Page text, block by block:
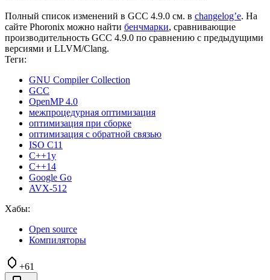
Полный список изменений в GCC 4.9.0 см. в changelog’е. На
сайте Phoronix можно найти бенчмарки, сравнивающие
производительность GCC 4.9.0 по сравнению с предыдущими
версиями и LLVM/Clang.
Теги:
GNU Compiler Collection
GCC
OpenMP 4.0
межпроцедурная оптимизация
оптимизация при сборке
оптимизация с обратной связью
ISO C11
C++1y
C++14
Google Go
AVX-512
Хабы:
Open source
Компиляторы
+61